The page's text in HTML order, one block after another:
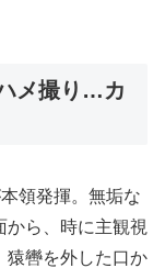
メ撮り…カ
領発揮。無垢な
から、時に主観視
猿轡を外した口か